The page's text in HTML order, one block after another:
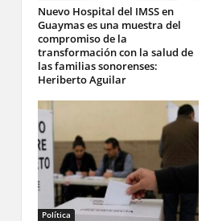
Nuevo Hospital del IMSS en
Guaymas es una muestra del
compromiso de la
transformación con la salud de
las familias sonorenses:
Heriberto Aguilar
Política